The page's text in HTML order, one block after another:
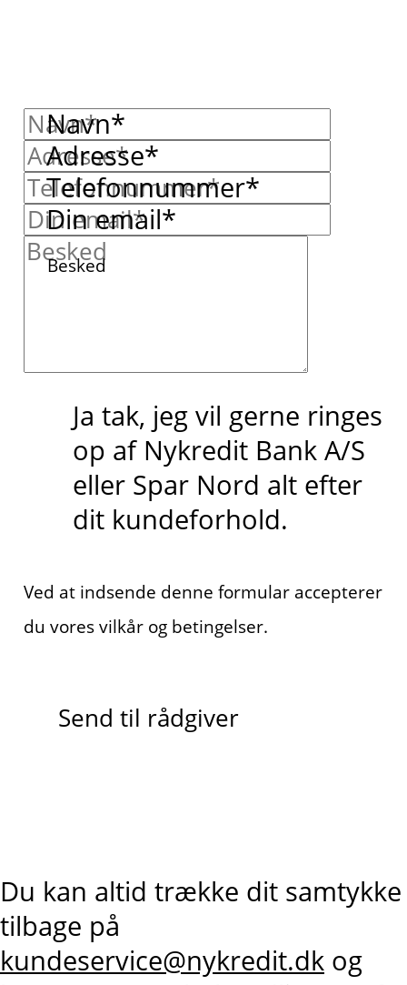
Navn*
Adresse*
Telefonnummer*
Din email*
Besked
Ja tak, jeg vil gerne ringes
op af Nykredit Bank A/S
eller Spar Nord alt efter
dit kundeforhold.
Ved at indsende denne formular accepterer
du vores vilkår og betingelser.
Send til rådgiver
Du kan altid trække dit samtykke
tilbage på
kundeservice@nykredit.dk og